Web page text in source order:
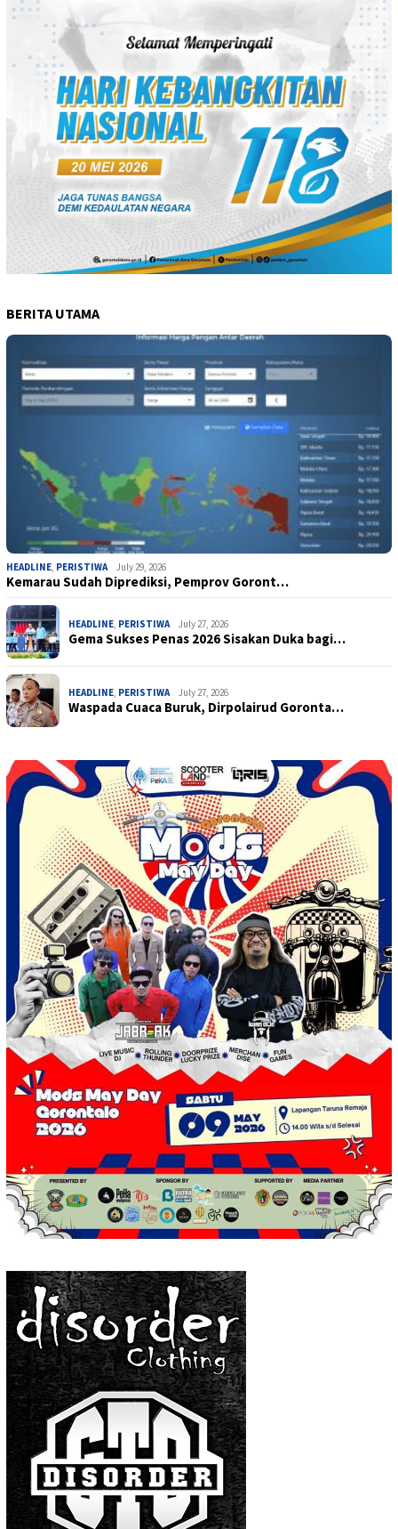
BERITA UTAMA
HEADLINE, PERISTIWA July 29, 2026
Kemarau Sudah Diprediksi, Pemprov Goront…
HEADLINE, PERISTIWA July 27, 2026
Gema Sukses Penas 2026 Sisakan Duka bagi…
HEADLINE, PERISTIWA July 27, 2026
Waspada Cuaca Buruk, Dirpolairud Goronta…